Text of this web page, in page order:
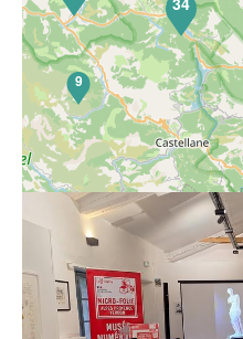
La Micro-Folie itinérante
à Saint-Pierre ! La Micro-
un espace de réalité
ludothèque. Une
attend pour petits et grands.
9